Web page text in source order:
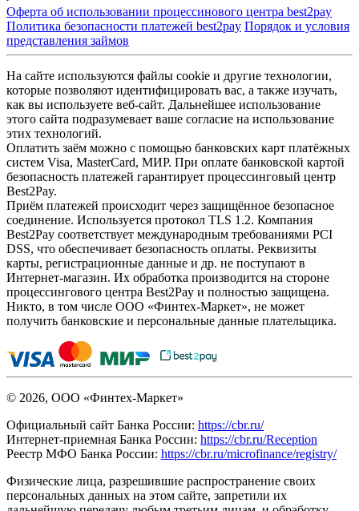
Оферта об использовании процессинового центра best2pay
Политика безопасности платежей best2pay Порядок и условия
представления займов
На сайте используются файлы cookie и другие технологии,
которые позволяют идентифицировать вас, а также изучать,
как вы используете веб-сайт. Дальнейшее использование
этого сайта подразумевает ваше согласие на использование
этих технологий.
Оплатить заём можно с помощью банковских карт платёжных
систем Visa, MasterCard, МИР. При оплате банковской картой
безопасность платежей гарантирует процессинговый центр
Best2Pay.
Приём платежей происходит через защищённое безопасное
соединение. Используется протокол TLS 1.2. Компания
Best2Pay соответствует международным требованиями PCI
DSS, что обеспечивает безопасность оплаты. Реквизиты
карты, регистрационные данные и др. не поступают в
Интернет-магазин. Их обработка производится на стороне
процессингового центра Best2Pay и полностью защищена.
Никто, в том числе ООО «Финтех-Маркет», не может
получить банковские и персональные данные плательщика.
© 2026, ООО «Финтех-Маркет»
Официальный сайт Банка России: https://cbr.ru/
Интернет-приемная Банка России: https://cbr.ru/Reception
Реестр МФО Банка России: https://cbr.ru/microfinance/registry/
Физические лица, разрешившие распространение своих
персональных данных на этом сайте, запретили их